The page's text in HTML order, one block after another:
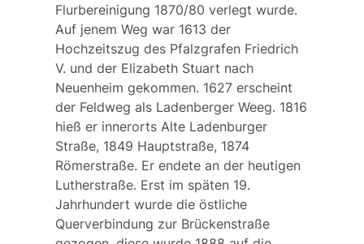
Flurbereinigung 1870/80 verlegt wurde.
Auf jenem Weg war 1613 der
Hochzeitszug des Pfalzgrafen Friedrich
V. und der Elizabeth Stuart nach
Neuenheim gekommen. 1627 erscheint
der Feldweg als Ladenberger Weeg. 1816
hieß er innerorts Alte Ladenburger
Straße, 1849 Hauptstraße, 1874
Römerstraße. Er endete an der heutigen
Lutherstraße. Erst im späten 19.
Jahrhundert wurde die östliche
Querverbindung zur Brückenstraße